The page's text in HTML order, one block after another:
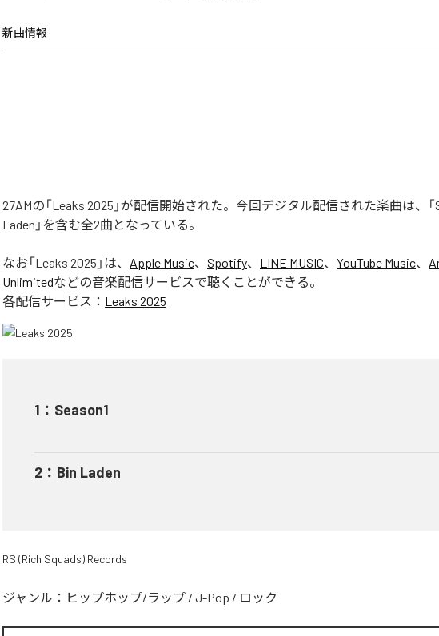
新曲情報
27AMの「Leaks 2025」が配信開始された。今回デジタル配信された楽曲は、「
Laden」を含む全2曲となっている。
なお「Leaks 2025 」は、 Apple Music、 Spotify、 LINE MUSIC、 YouTube Music、
Unlimitedなどの音楽配信サービスで聴くことができる。
各配信サービス： Leaks 2025
1 ： Season1
2 ： Bin Laden
RS (Rich Squads) Records
ジャンル： ヒップホップ/ラップ / J-Pop / ロック